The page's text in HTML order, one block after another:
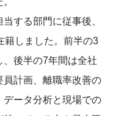
する部門に従事後、
籍しました。前半の3
後半の7年間は全社
計画、離職率改善の
ータ分析と現場での